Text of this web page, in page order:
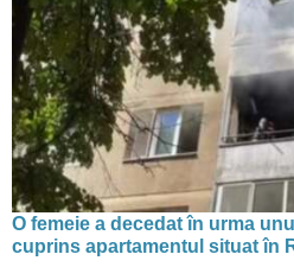
O femeie a decedat în urma
cuprins apartamentul situat în